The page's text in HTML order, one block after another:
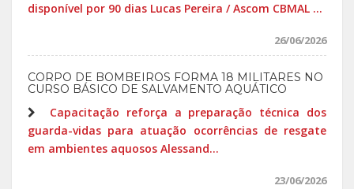
disponível por 90 dias Lucas Pereira / Ascom CBMAL ...
26/06/2026
CORPO DE BOMBEIROS FORMA 18 MILITARES NO
CURSO BÁSICO DE SALVAMENTO AQUÁTICO
Capacitação reforça a preparação técnica dos
guarda-vidas para atuação ocorrências de resgate
em ambientes aquosos Alessand...
23/06/2026